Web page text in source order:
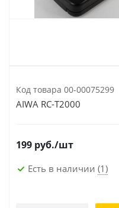
Код товара 00-00075299
AIWA RC-T2000
199 руб./шт
Есть в наличии (1)